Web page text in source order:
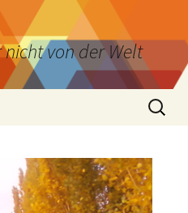
von der Welt
Suchen
nach: